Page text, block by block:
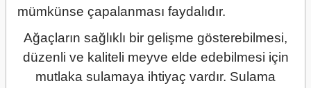
mümkünse çapalanması faydalıdır.
Ağaçların sağlıklı bir gelişme gösterebilmesi,
düzenli ve kaliteli meyve elde edebilmesi için
mutlaka sulamaya ihtiyaç vardır. Sulama